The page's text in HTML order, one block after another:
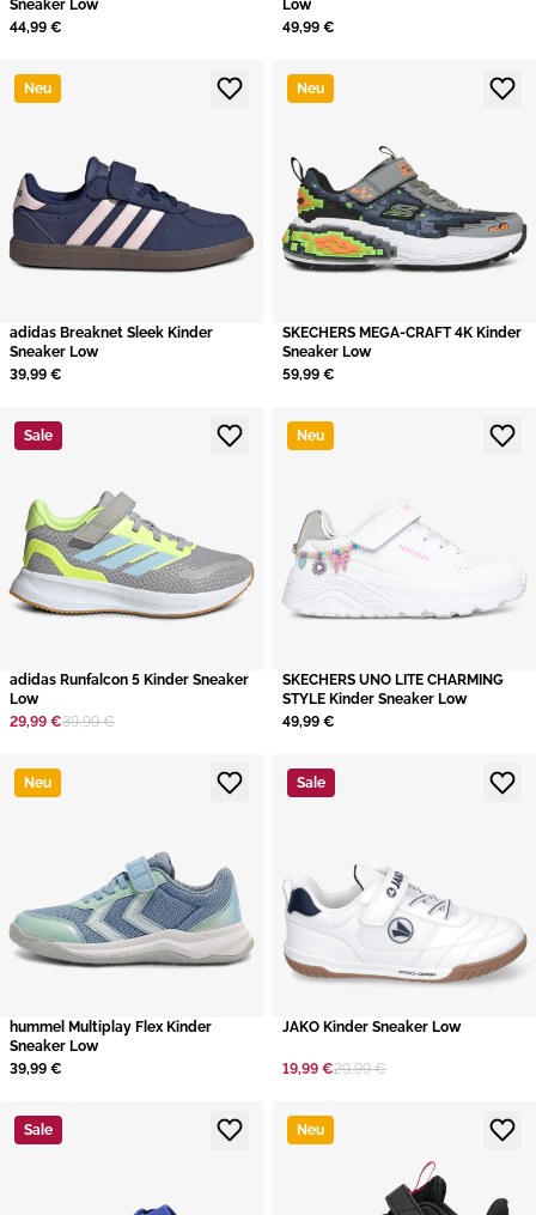
Sneaker Low
44,99 €
Low
49,99 €
Neu
adidas Breaknet Sleek Kinder
Sneaker Low
39,99 €
Neu
SKECHERS MEGA-CRAFT 4K Kinder
Sneaker Low
59,99 €
Sale
adidas Runfalcon 5 Kinder Sneaker
Low
29,99 €39,99 €
Neu
SKECHERS UNO LITE CHARMING
STYLE Kinder Sneaker Low
49,99 €
Neu
hummel Multiplay Flex Kinder
Sneaker Low
39,99 €
Sale
JAKO Kinder Sneaker Low
19,99 €29,99 €
Sale Neu